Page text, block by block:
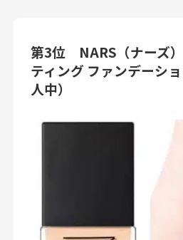
第3位 NARS（ナーズ
ティング ファンデーシ
人中）